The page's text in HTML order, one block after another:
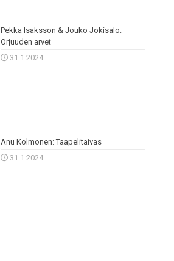
Pekka Isaksson & Jouko Jokisalo:
Orjuuden arvet
31.1.2024
Anu Kolmonen: Taapelitaivas
31.1.2024